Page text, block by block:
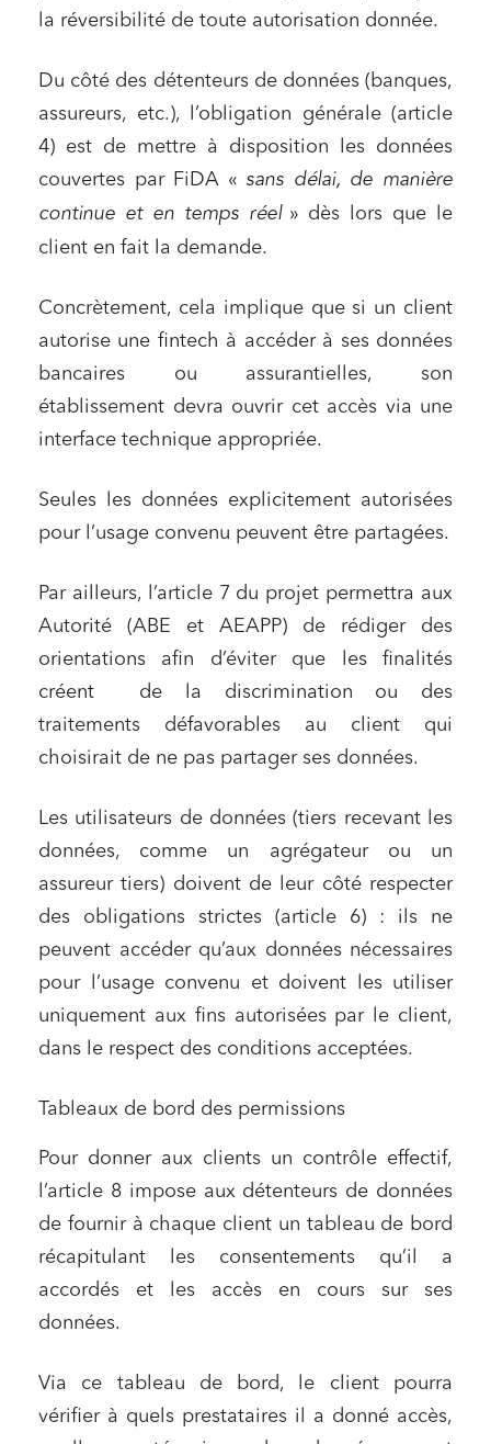
la réversibilité de toute autorisation donnée.
Du côté des détenteurs de données (banques,
assureurs, etc.), l’obligation générale (article
4) est de mettre à disposition les données
couvertes par FiDA « sans délai, de manière
continue et en temps réel» dès lors que le
client en fait la demande.
Concrètement, cela implique que si un client
autorise une fintech à accéder à ses données
bancaires ou assurantielles, son
établissement devra ouvrir cet accès via une
interface technique appropriée.
Seules les données explicitement autorisées
pour l’usage convenu peuvent être partagées.
Par ailleurs, l’article 7 du projet permettra aux
Autorité (ABE et AEAPP) de rédiger des
orientations afin d’éviter que les finalités
créent de la discrimination ou des
traitements défavorables au client qui
choisirait de ne pas partager ses données.
Les utilisateurs de données (tiers recevant les
données, comme un agrégateur ou un
assureur tiers) doivent de leur côté respecter
des obligations strictes (article 6) : ils ne
peuvent accéder qu’aux données nécessaires
pour l’usage convenu et doivent les utiliser
uniquement aux fins autorisées par le client,
dans le respect des conditions acceptées.
Tableaux de bord des permissions
Pour donner aux clients un contrôle effectif,
l’article 8 impose aux détenteurs de données
de fournir à chaque client un tableau de bord
récapitulant les consentements qu’il a
accordés et les accès en cours sur ses
données.
Via ce tableau de bord, le client pourra
vérifier à quels prestataires il a donné accès,
Relations commerciales et contrats
Associations et acteurs de l’économie sociale et
solidaire
Media et édition
Entreprises du numérique
Établissements financiers